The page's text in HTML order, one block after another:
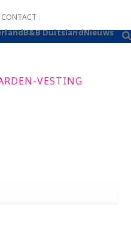
CONTACT
B&B DuitslandNieuws
VESTING